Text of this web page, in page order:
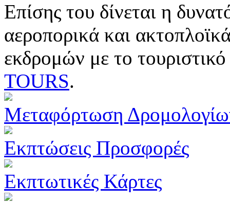
Επίσης του δίνεται η
αεροπορικά και
εκδρομών με το
TOURS.
Μεταφόρτωση
Εκπτώσεις Προσφορές
Εκπτωτικές Κάρτες